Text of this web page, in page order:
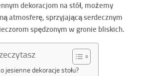
dekoracjom na stół, możemy
atmosferę, sprzyjającą serdecznym
spędzonym w gronie bliskich.
jesienne dekoracje stołu?